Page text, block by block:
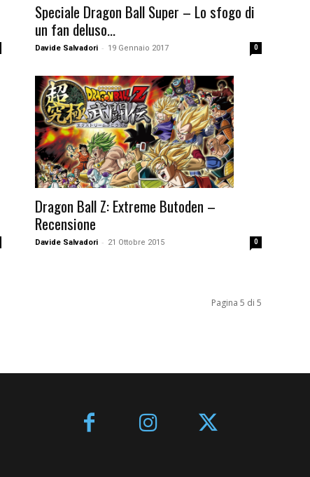
Speciale Dragon Ball Super – Lo sfogo di
un fan deluso...
Davide Salvadori - 19 Gennaio 2017 0
Dragon Ball Z: Extreme Butoden –
Recensione
Davide Salvadori - 21 Ottobre 2015 0
Pagina 5 di 5